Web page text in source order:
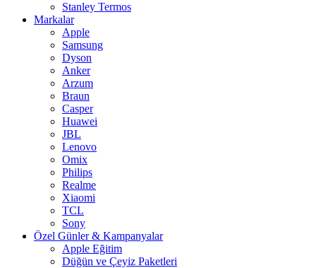
Stanley Termos
Markalar
Apple
Samsung
Dyson
Anker
Arzum
Braun
Casper
Huawei
JBL
Lenovo
Omix
Philips
Realme
Xiaomi
TCL
Sony
Özel Günler & Kampanyalar
Apple Eğitim
Düğün ve Çeyiz Paketleri